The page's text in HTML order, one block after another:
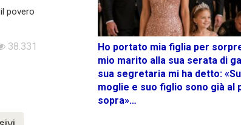
povero
38.331
Ho portato mia figlia per
mio marito alla sua serata di
sua segretaria mi ha detto:
moglie e suo figlio sono già al
sopra»…